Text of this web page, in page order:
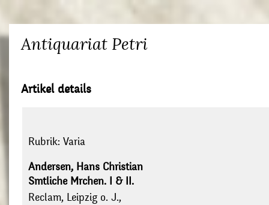
Antiquariat Petri
Artikel details
Rubrik: Varia
Andersen, Hans Christian
Smtliche Mrchen. I & II.
Reclam, Leipzig o. J.,